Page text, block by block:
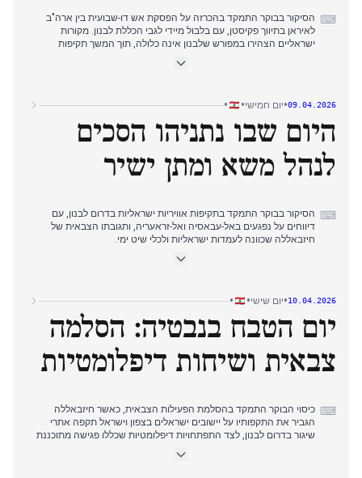
⌨ הסיקור בבוקר התמקד בהכרזה על הפסקת אש דו-שבועית בין ארה"ב
לאיראן בתיווך פקיסטן, עם בלבול מיידי לגבי הכללת לבנון. מקורות
ישראליים הצהירו במפורש שלבנון אינה כלולה, תוך המשך תקיפות
בצהריים עברה תשומת הלב העיתונאית לתקיפות אוויריות ישראליות
בתקיפות על יישובים ישראלים ואישר מחדש את זכותו להתנגדות.
הדיווח בערב התמקד בתגובות דיפלומטיות להדרת לבנון, עם פניות של
גורמים לבנוניים להתערבות בינלאומית ואישור אמריקאי שלבנון אינה
09.04.2026
•יום חמישי•
•
היום שבו נתניהו הסכים
לנהל משא ומתן ישיר
⌨ הסיקור בבוקר התמקד בתקיפות אוויריות ישראליות בדרום לבנון, עם
דיווחים על נפגעים באל-עבאסיה ואל-זראעריה, ותגובתו הצבאית של
חיזבאללה שכוונה לעמדות ישראליות ולכלי שיט ימי.
בינלאומיים, עם הצעתו של אמיר קטאר לסיוע בתיווך לנשיא עאון וקריאת
לבנון, ולאחריה התנאי הלבנוני להפסקת אש לפני השיחות וקביעת מועד
המשא ומתן בוושינגטון לשבוע הבא.
10.04.2026
•יום שישי•
•
יום הטבח בנבטיה: הסלמה
צבאית ושיחות דיפלומטיות
⌨ כיסוי הבוקר התמקד בהסלמת הפעילות הצבאית, כאשר חיזבאללה
הגביר את התקפותיו על יישובים ישראלים בצפון וישראל תקפה אתרי
שיגור בדרום לבנון, לצד התפתחויות דיפלומטיות שכללו פגישה מתוכננת
בצהריים, תשומת הלב התמקדה בנאומו המתריס של השייח' קאסם